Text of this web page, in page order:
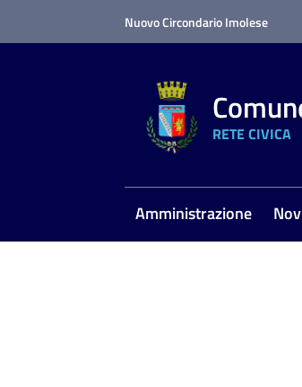
Nuovo Circondario Imolese
RETE CIVICA
Amministrazione